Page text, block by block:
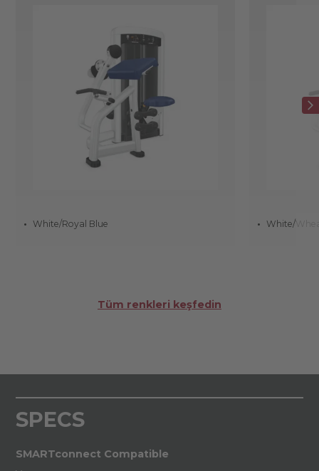
White/Royal Blue White/
Tüm renkleri keşfedin
SPECS
SMARTconnect Compatible